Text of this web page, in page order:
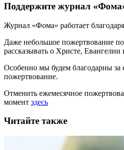
Поддержите журнал
Журнал «Фома» работает
Даже небольшое пожертвование
рассказывать о Христе, Евангелии
Особенно мы будем благодарны за
пожертвование.
Отменить ежемесячное
момент здесь
Читайте также